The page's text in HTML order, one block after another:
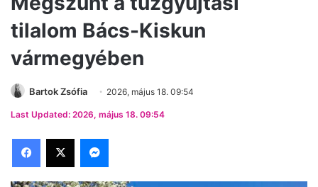
tilalom Bács-Kiskun
vármegyében
Bartok Zsófia 2026, május 18. 09:54
Last Updated: 2026, május 18. 09:54
Facebook
X Messenger